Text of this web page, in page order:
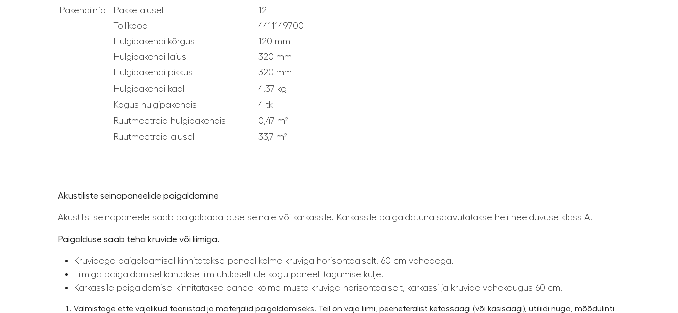
Pakendiinfo
Pakke alusel
12
Tollikood
4411149700
Hulgipakendi kõrgus
120 mm
Hulgipakendi laius
320 mm
Hulgipakendi pikkus
320 mm
Hulgipakendi kaal
4,37 kg
Kogus hulgipakendis
4 tk
Ruutmeetreid hulgipakendis
0,47 m²
Ruutmeetreid alusel
33,7 m²
Akustiliste seinapaneelide paigaldamine
Akustilisi seinapaneele saab paigaldada otse seinale või karkassile. Karkassile paigaldatuna saavutatakse heli neelduvuse klass A.
Paigalduse saab teha kruvide või liimiga.
Kruvidega paigaldamisel kinnitatakse paneel kolme kruviga horisontaalselt, 60 cm vahedega.
Liimiga paigaldamisel kantakse liim ühtlaselt üle kogu paneeli tagumise külje.
Karkassile paigaldamisel kinnitatakse paneel kolme musta kruviga horisontaalselt, karkassi ja kruvide vahekaugus 60 cm.
Valmistage ette vajalikud tööriistad ja materjalid paigaldamiseks. Teil on vaja liimi, peeneteralist ketassaagi (või käsisaagi), utiliidi nuga, mõõdulinti